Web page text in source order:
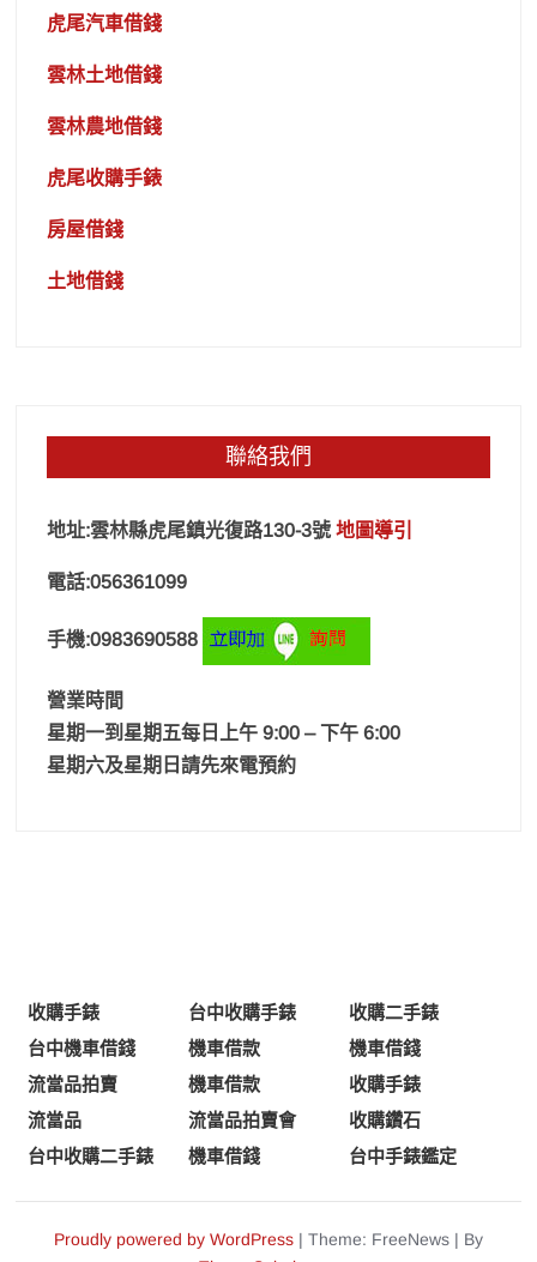
虎尾汽車借錢
雲林土地借錢
雲林農地借錢
虎尾收購手錶
房屋借錢
土地借錢
聯絡我們
地址:雲林縣虎尾鎮光復路130-3號地圖導引
電話:056361099
手機:0983690588
營業時間
星期一到星期五每日上午 9:00 – 下午 6:00
星期六及星期日請先來電預約
收購手錶 台中收購手錶
收購二手錶
台中機車借錢
機車借款
機車借錢
流當品拍賣
機車借款
收購手錶
流當品
流當品拍賣會
收購鑽石
台中收購二手錶
機車借錢 台中手錶鑑定
Proudly powered by WordPress | Theme: FreeNews | By